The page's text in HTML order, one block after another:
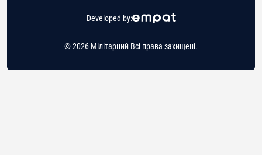
© 2026 Мілітарний Всі права захищені.
Developed by: